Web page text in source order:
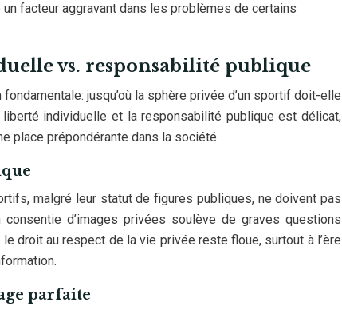
facteur aggravant dans les problèmes de certains
vs. responsabilité publique
jusqu’où la sphère privée d’un sportif doit-elle
individuelle et la responsabilité publique est délicat,
place prépondérante dans la société.
malgré leur statut de figures publiques, ne doivent pas
d’images privées soulève de graves questions
droit au respect de la vie privée reste floue, surtout à l’ère
parfaite